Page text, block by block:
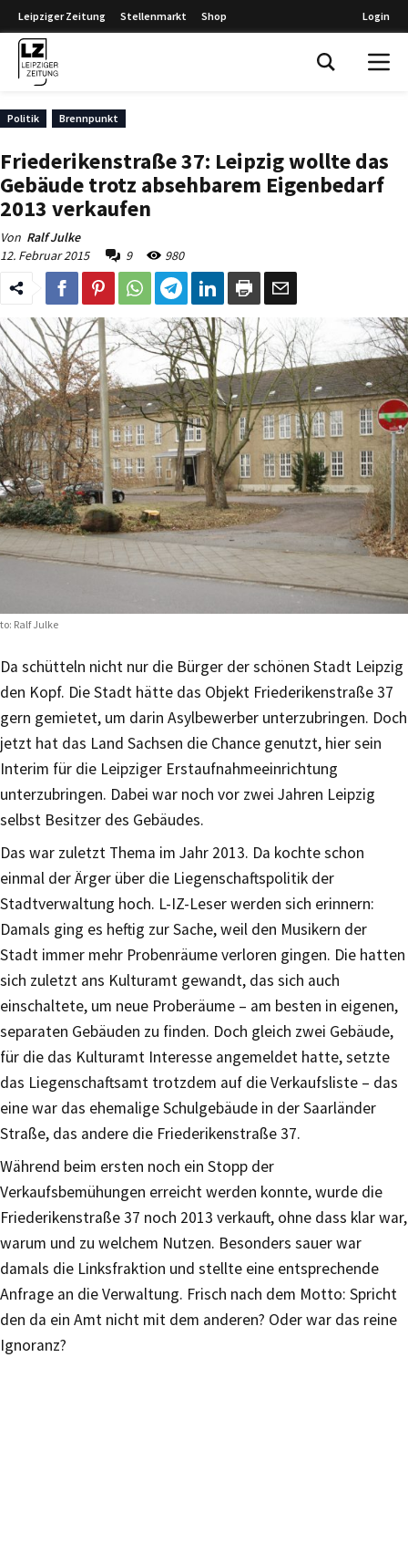
Leipziger Zeitung Stellenmarkt Shop Login
Politik Brennpunkt
Friederikenstraße 37: Leipzig wollte das
Gebäude trotz absehbarem Eigenbedarf
2013 verkaufen
Von Ralf Julke
12. Februar 2015
9 980
Ralf Julke
Da schütteln nicht nur die Bürger der schönen Stadt Leipzig
den Kopf. Die Stadt hätte das Objekt Friederikenstraße 37
gern gemietet, um darin Asylbewerber unterzubringen. Doch
jetzt hat das Land Sachsen die Chance genutzt, hier sein
Interim für die Leipziger Erstaufnahmeeinrichtung
unterzubringen. Dabei war noch vor zwei Jahren Leipzig
selbst Besitzer des Gebäudes.
Das war zuletzt Thema im Jahr 2013. Da kochte schon
einmal der Ärger über die Liegenschaftspolitik der
Stadtverwaltung hoch. L-IZ-Leser werden sich erinnern:
Damals ging es heftig zur Sache, weil den Musikern der
Stadt immer mehr Probenräume verloren gingen. Die hatten
sich zuletzt ans Kulturamt gewandt, das sich auch
einschaltete, um neue Proberäume – am besten in eigenen,
separaten Gebäuden zu finden. Doch gleich zwei Gebäude,
für die das Kulturamt Interesse angemeldet hatte, setzte
das Liegenschaftsamt trotzdem auf die Verkaufsliste – das
eine war das ehemalige Schulgebäude in der Saarländer
Straße, das andere die Friederikenstraße 37.
Während beim ersten noch ein Stopp der
Verkaufsbemühungen erreicht werden konnte, wurde die
Friederikenstraße 37 noch 2013 verkauft, ohne dass klar war,
warum und zu welchem Nutzen. Besonders sauer war
damals die Linksfraktion und stellte eine entsprechende
Anfrage an die Verwaltung. Frisch nach dem Motto: Spricht
den da ein Amt nicht mit dem anderen? Oder war das reine
Ignoranz?